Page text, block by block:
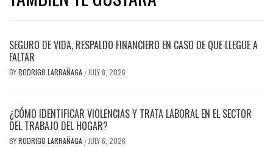
SEGURO DE VIDA, RESPALDO FINANCIERO EN CASO DE QUE LLEGUE A
FALTAR
BYRODRIGO LARRAÑAGA / JULY 8, 2026
¿CÓMO IDENTIFICAR VIOLENCIAS Y TRATA LABORAL EN EL SECTOR
DEL TRABAJO DEL HOGAR?
BYRODRIGO LARRAÑAGA / JULY 6, 2026